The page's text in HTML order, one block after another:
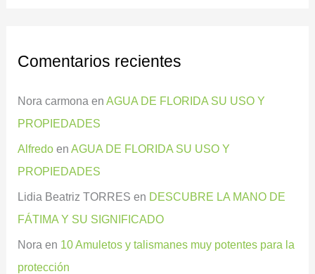
Comentarios recientes
Nora carmona en AGUA DE FLORIDA SU USO Y
PROPIEDADES
Alfredo enAGUA DE FLORIDA SU USO Y
PROPIEDADES
Lidia Beatriz TORRES en DESCUBRE LA MANO DE
FÁTIMA Y SU SIGNIFICADO
Nora en 10 Amuletos y talismanes muy potentes para la
protección